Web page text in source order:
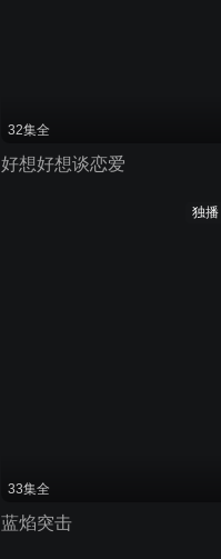
32集全
好想好想谈恋爱
独播
33集全
蓝焰突击